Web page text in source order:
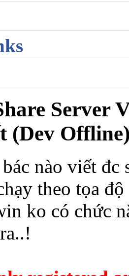
Server
(Dev
nào viết đc
theo tọa
ko có chức